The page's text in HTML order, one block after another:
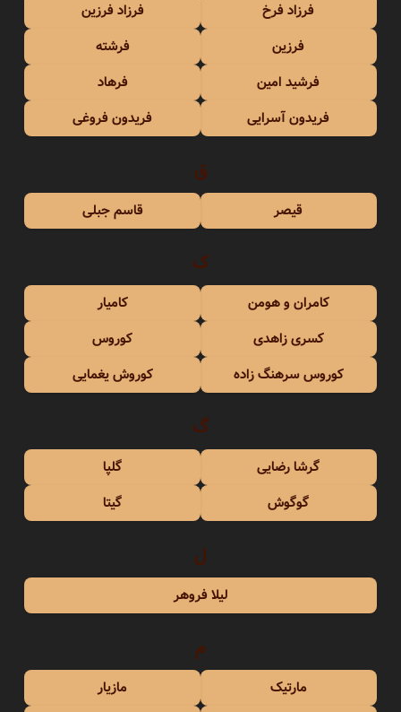
فرزاد فرخ
فرزاد فرزین
فرزین
فرشته
فرشید امین
فرهاد
فریدون آسرایی
فریدون فروغی
ق
قیصر قاسم جبلی
ک
کامران و هومن
کامیار
کسری زاهدی
کوروس
کوروس سرهنگ زاده
کوروش یغمایی
گ
گرشا رضایی
گلپا
گوگوش
گیتا
ل
لیلا فروهر
م
مارتیک
مازیار